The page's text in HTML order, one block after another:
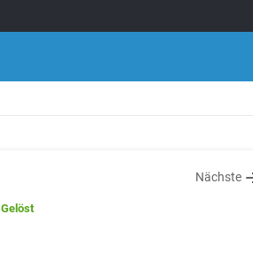
Nächste
Gelöst